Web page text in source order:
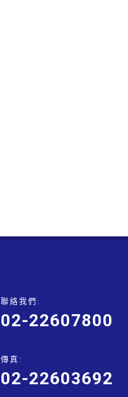
聯絡我們:
02-22607800
傳真:
02-22603692